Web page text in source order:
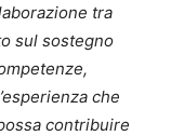
tra
sul sostegno
che
contribuire